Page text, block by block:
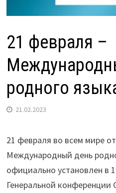
21 февраля –
родного
21.02.2023
21 февраля во всем мире
Международный день
официально установлен в
Генеральной конференции